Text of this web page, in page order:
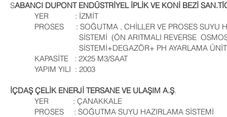
SABANCI DUPONT ENDÜSTRİYEL İPLİK VE KONİ BEZİ
YER : İZMİT
PROSES : SOĞUTMA , CHİLLER VE PROSES SUYU
SİSTEMİ (ÖN ARITMALI REVERSE
SİSTEMİ+DEGAZÖR+ PH AYARLAMA
KAPASİTE : 2X25 M3/SAAT
YAPIM YILI : 2003
İÇDAŞ ÇELİK ENERJİ TERSANE VE ULAŞIM A.Ş.
YER : ÇANAKKALE
PROSES : SOĞUTMA SUYU HAZIRLAMA SİSTEMİ